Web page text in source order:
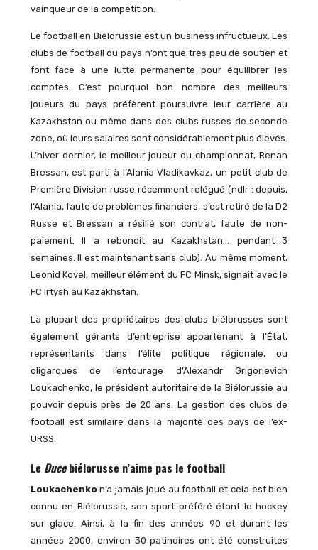
vainqueur de la compétition.
Le football en Biélorussie est un business infructueux. Les
clubs de football du pays n’ont que très peu de soutien et
font face à une lutte permanente pour équilibrer les
comptes. C’est pourquoi bon nombre des meilleurs
joueurs du pays préfèrent poursuivre leur carrière au
Kazakhstan ou même dans des clubs russes de seconde
zone, où leurs salaires sont considérablement plus élevés.
L’hiver dernier, le meilleur joueur du championnat, Renan
Bressan, est parti à l’Alania Vladikavkaz, un petit club de
Première Division russe récemment relégué (ndlr : depuis,
l’Alania, faute de problèmes financiers, s’est retiré de la D2
Russe et Bressan a résilié son contrat, faute de non-
paiement. Il a rebondit au Kazakhstan… pendant 3
semaines. Il est maintenant sans club). Au même moment,
Leonid Kovel, meilleur élément du FC Minsk, signait avec le
FC Irtysh au Kazakhstan.
La plupart des propriétaires des clubs biélorusses sont
également gérants d’entreprise appartenant à l’État,
représentants dans l’élite politique régionale, ou
oligarques de l’entourage d’Alexandr Grigorievich
Loukachenko, le président autoritaire de la Biélorussie au
pouvoir depuis près de 20 ans. La gestion des clubs de
football est similaire dans la majorité des pays de l’ex-
URSS.
Le Ducebiélorusse n’aime pas le football
Loukachenko n’a jamais joué au football et cela est bien
connu en Biélorussie, son sport préféré étant le hockey
sur glace. Ainsi, à la fin des années 90 et durant les
années 2000, environ 30 patinoires ont été construites